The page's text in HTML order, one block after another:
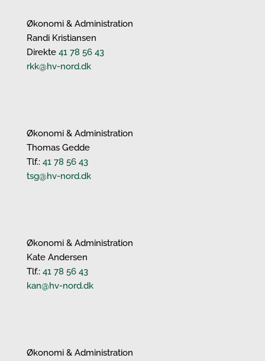
Økonomi & Administration
Randi Kristiansen
Direkte 41 78 56 43
rkk@hv-nord.dk
Økonomi & Administration
Thomas Gedde
Tlf.: 41 78 56 43
tsg@hv-nord.dk
Økonomi & Administration
Kate Andersen
Tlf.: 41 78 56 43
kan@hv-nord.dk
Økonomi & Administration